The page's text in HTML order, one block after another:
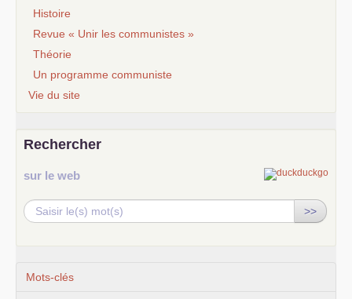
Histoire
Revue « Unir les communistes »
Théorie
Un programme communiste
Vie du site
Rechercher
sur le web
>>
Mots-clés